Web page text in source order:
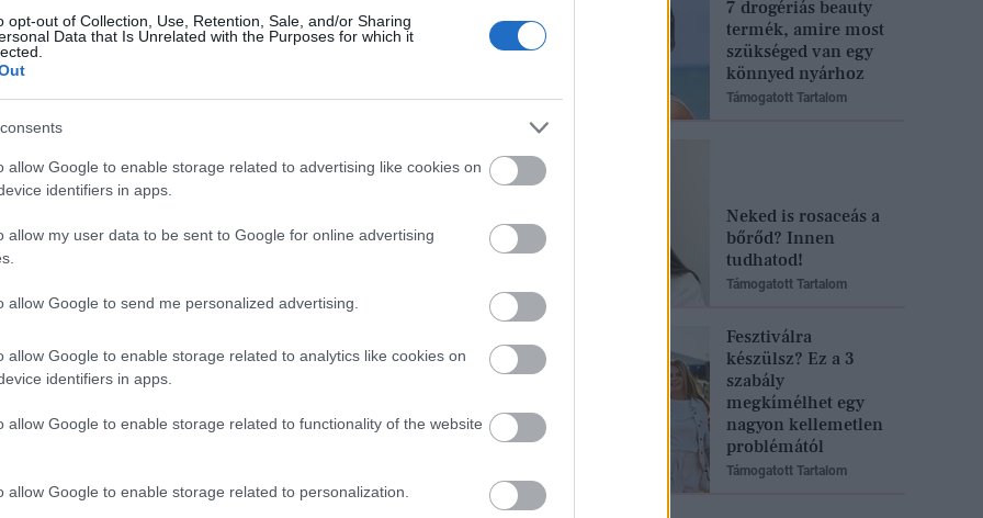
opt-out of Collection, Use, Retention, Sale, and/or Sharing
Data that Is Unrelated with the Purposes for which it
allow Google to enable storage related to advertising like cookies on
identifiers in apps.
allow my user data to be sent to Google for online advertising
allow Google to send me personalized advertising.
allow Google to enable storage related to analytics like cookies on
identifiers in apps.
allow Google to enable storage related to functionality of the website
allow Google to enable storage related to personalization.
topmodellel
Gomezzel Taylor Swift révén.
egy éve. Ha minden igaz, akkor a
de ekkor az énekes, becsületes
.
randiznak, vagy hogy mi
sül ki ebből?
7 drogériás beauty
termék, amire most
szükséged van egy
könnyed nyárhoz
Támogatott Tartalom
Neked is rosaceás a
bőrőd? Innen
tudhatod!
Támogatott Tartalom
Fesztiválra
készülsz? Ez a 3
szabály
megkímélhet egy
nagyon kellemetlen
problémától
Támogatott Tartalom